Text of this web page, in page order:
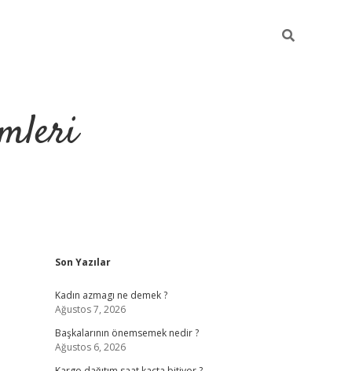
Sidebar
Son Yazılar
Kadın azmagı ne demek ?
Ağustos 7, 2026
Başkalarının önemsemek nedir ?
Ağustos 6, 2026